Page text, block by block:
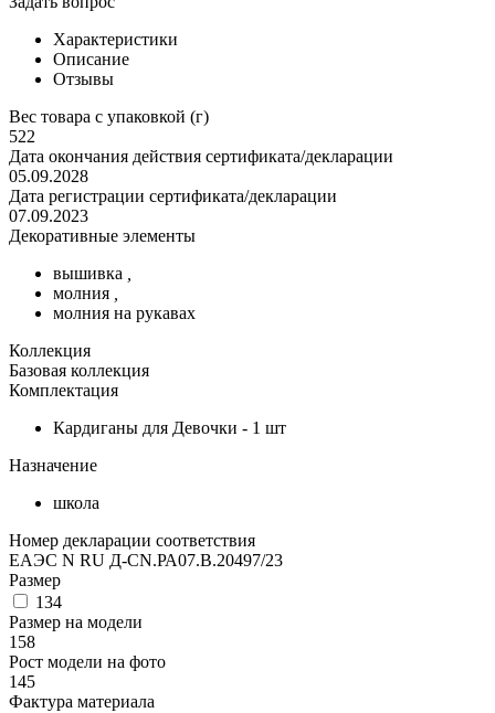
Характеристики
Описание
Отзывы
Вес товара с упаковкой (г)
522
Дата окончания действия сертификата/декларации
05.09.2028
Дата регистрации сертификата/декларации
07.09.2023
Декоративные элементы
вышивка
молния
молния на рукавах
Коллекция
Базовая коллекция
Комплектация
Кардиганы для Девочки - 1 шт
Назначение
школа
Номер декларации соответствия
ЕАЭС N RU Д-CN.РА07.В.20497/23
Размер
134
Размер на модели
158
Рост модели на фото
145
Фактура материала